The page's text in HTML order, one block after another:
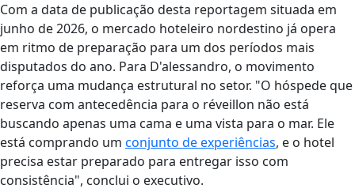
Com a data de publicação desta reportagem situada em
junho de 2026, o mercado hoteleiro nordestino já opera
em ritmo de preparação para um dos períodos mais
disputados do ano. Para D'alessandro, o movimento
reforça uma mudança estrutural no setor. "O hóspede que
reserva com antecedência para o réveillon não está
buscando apenas uma cama e uma vista para o mar. Ele
está comprando um conjunto de experiências, e o hotel
precisa estar preparado para entregar isso com
consistência", conclui o executivo.